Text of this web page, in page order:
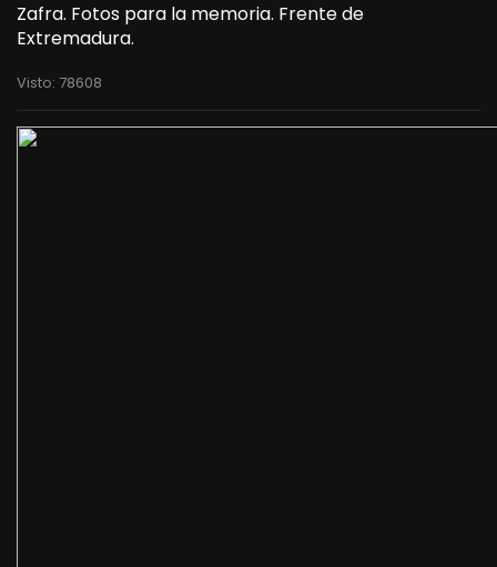
Zafra. Fotos para la memoria. Frente de
Extremadura.
Visto: 78608